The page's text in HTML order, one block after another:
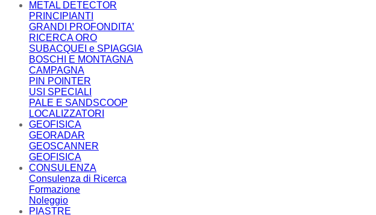
METAL DETECTOR
PRINCIPIANTI
GRANDI PROFONDITA’
RICERCA ORO
SUBACQUEI e SPIAGGIA
BOSCHI E MONTAGNA
CAMPAGNA
PIN POINTER
USI SPECIALI
PALE E SANDSCOOP
LOCALIZZATORI
GEOFISICA
GEORADAR
GEOSCANNER
GEOFISICA
CONSULENZA
Consulenza di Ricerca
Formazione
Noleggio
PIASTRE